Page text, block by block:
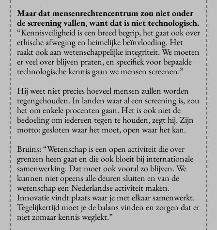
Maar dat mensenrechtencentrum zou niet onder
de screening vallen, want dat is niet technologisch.
“Kennisveiligheid is een breed begrip, het gaat ook over
ethische afweging en heimelijke beïnvloeding. Het
raakt ook aan wetenschappelijke integriteit. We moeten
er veel over blijven praten, en specifiek voor bepaalde
technologische kennis gaan we mensen screenen.”
Hij weet niet precies hoeveel mensen zullen worden
tegengehouden. In landen waar al een screening is, zou
het om enkele procenten gaan. Het is ook niet de
bedoeling om iedereen tegen te houden, zegt hij. Zijn
motto: gesloten waar het moet, open waar het kan.
Bruins: “Wetenschap is een open activiteit die over
grenzen heen gaat en die ook bloeit bij internationale
samenwerking. Dat moet ook vooral zo blijven. We
kunnen niet opeens alle deuren sluiten en van de
wetenschap een Nederlandse activiteit maken.
Innovatie vindt plaats waar je met elkaar samenwerkt.
Tegelijkertijd moet je de balans vinden en zorgen dat er
niet zomaar kennis weglekt.”